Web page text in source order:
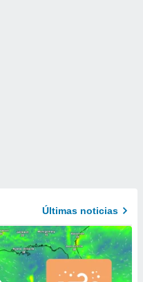
Últimas noticias